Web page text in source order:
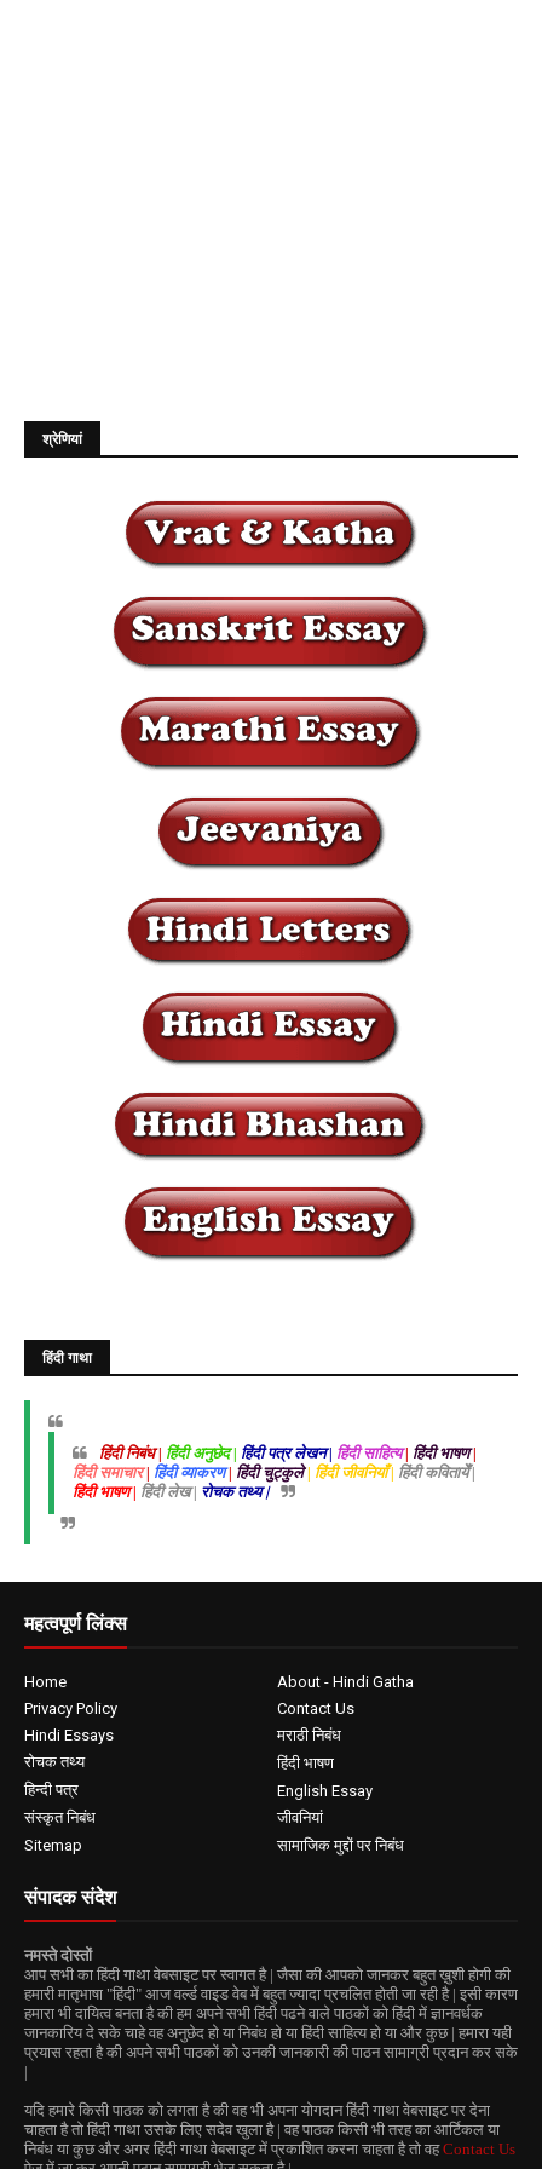
श्रेणियां
हिंदी गाथा
हिंदी निबंध | हिंदी अनुछेद | हिंदी पत्र लेखन | हिंदी साहित्य| हिंदी भाषण|
हिंदी समाचार| हिंदी व्याकरण| हिंदी चुट्कुले| हिंदी जीवनियाँ | हिंदी कवितायेँ |
हिंदी भाषण | हिंदी लेख | रोचक तथ्य |
महत्वपूर्ण लिंक्स
Home
About - Hindi Gatha
Privacy Policy
Contact Us
Hindi Essays
मराठी निबंध
रोचक तथ्य
हिंदी भाषण
हिन्दी पत्र
English Essay
संस्कृत निबंध
जीवनियां
Sitemap
सामाजिक मुद्दों पर निबंध
संपादक संदेश
नमस्ते दोस्तों
आप सभी का हिंदी गाथा वेबसाइट पर स्वागत है | जैसा की आपको जानकर बहुत ख़ुशी होगी की
हमारी मातृभाषा "हिंदी" आज वर्ल्ड वाइड वेब में बहुत ज्यादा प्रचलित होती जा रही है | इसी कारण
हमारा भी दायित्व बनता है की हम अपने सभी हिंदी पढने वाले पाठकों को हिंदी में ज्ञानवर्धक
जानकारिय दे सके चाहे वह अनुछेद हो या निबंध हो या हिंदी साहित्य हो या और कुछ | हमारा यही
प्रयास रहता है की अपने सभी पाठकों को उनकी जानकारी की पाठन सामाग्री प्रदान कर सके
|
यदि हमारे किसी पाठक को लगता है की वह भी अपना योगदान हिंदी गाथा वेबसाइट पर देना
चाहता है तो हिंदी गाथा उसके लिए सदेव खुला है | वह पाठक किसी भी तरह का आर्टिकल या
निबंध या कुछ और अगर हिंदी गाथा वेबसाइट में प्रकाशित करना चाहता है तो वहContact Us